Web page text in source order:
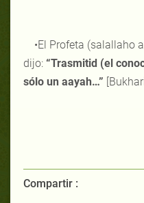
•El Profeta (salallaho
dijo: “Trasmitid (el
sólo un aayah…”
Compartir :